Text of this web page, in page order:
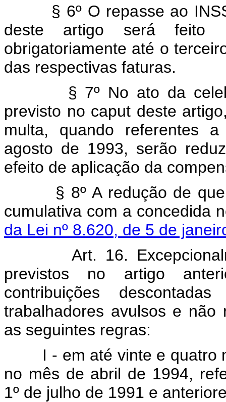
§ 6º O repasse ao INSS
deste artigo será feito
obrigatoriamente até o
das respectivas faturas.
§ 7º No ato da
previsto no caput deste
multa, quando referentes
agosto de 1993, serão
efeito de aplicação da
§ 8º A redução de que
cumulativa com a concedida
da Lei nº 8.620, de 5 de
Art. 16.
previstos no artigo
contribuições
trabalhadores avulsos e
as seguintes regras:
I - em até vinte e quatro
no mês de abril de 1994,
1º de julho de 1991 e